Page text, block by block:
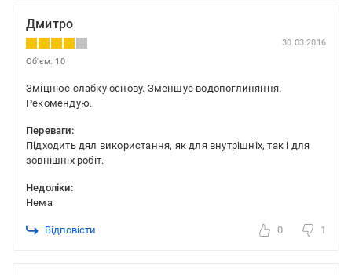
Дмитро
30.03.2016
Об'єм: 10
Зміцнює слабку основу. Зменшує водопоглиняння.
Рекомендую.
Переваги:
Підходить дял використання, як для внутрішніх, так і для
зовнішніх робіт.
Недоліки:
Нема
Відповісти 0 1